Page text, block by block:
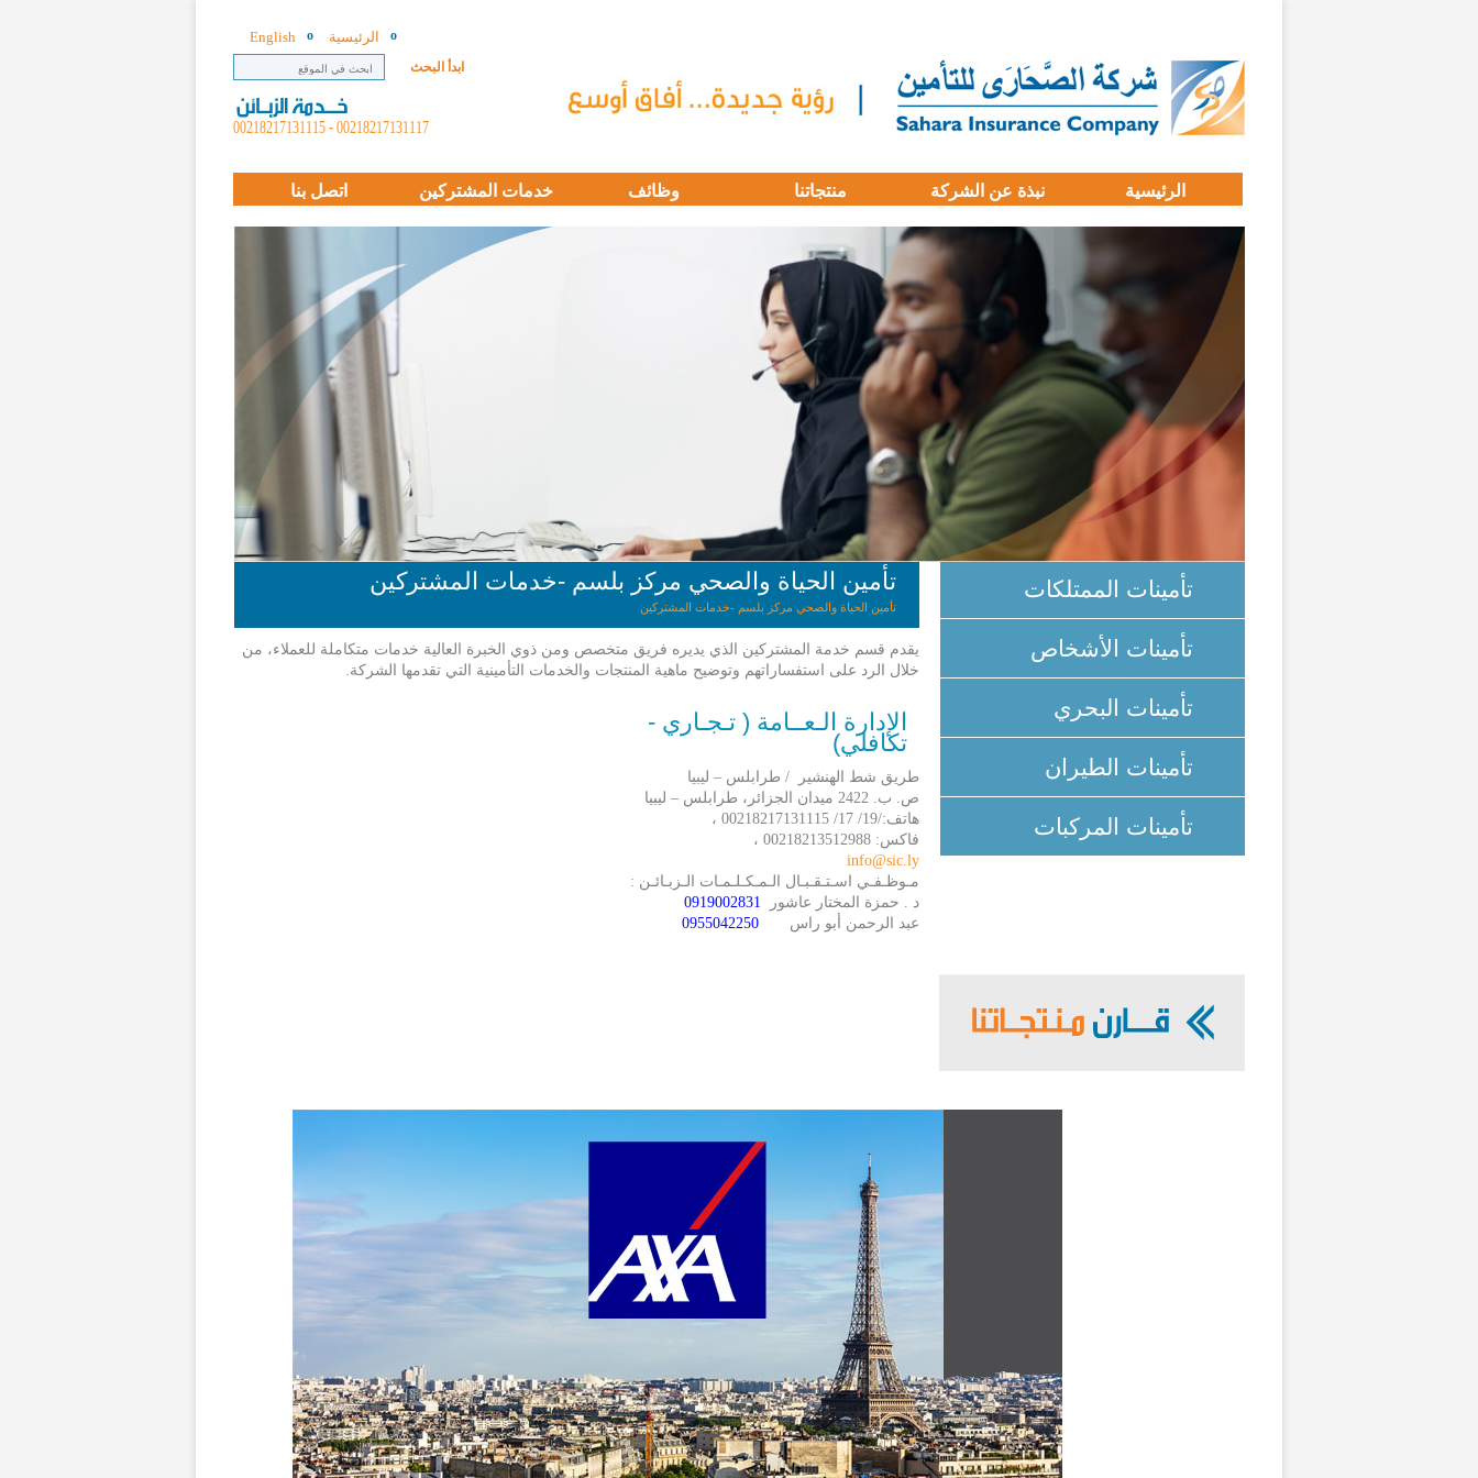
الرئيسية English
ابدأ البحث
00218217131117 - 00218217131115
الرئيسية نبذة عن الشركة منتجاتنا وظائف خدمات المشتركين اتصل بنا
تأمينات الممتلكات
تأمينات الأشخاص
تأمينات البحري
تأمينات الطيران
تأمينات المركبات
تأمين الحياة والصحي مركز بلسم -خدمات المشتركين
تأمين الحياة والصحي مركز بلسم -خدمات المشتركين
يقدم قسم خدمة المشتركين الذي يديره فريق متخصص ومن ذوي الخبرة العالية خدمات متكاملة للعملاء، من
خلال الرد على استفساراتهم وتوضيح ماهية المنتجات والخدمات التأمينية التي تقدمها الشركة.
الإدارة الـعــامة ( تـجـاري -
تكافلي)
طريق شط الهنشير / طرابلس – ليبيا
ص. ب. 2422 ميدان الجزائر، طرابلس – ليبيا
هاتف:/19/ 17/ 00218217131115 ،
فاكس: 00218213512988 ،
info@sic.ly
مـوظـفـي اسـتـقـبـال الـمـكـلـمـات الـزبـائـن :
د . حمزة المختار عاشور 0919002831
عبد الرحمن أبو راس 0955042250